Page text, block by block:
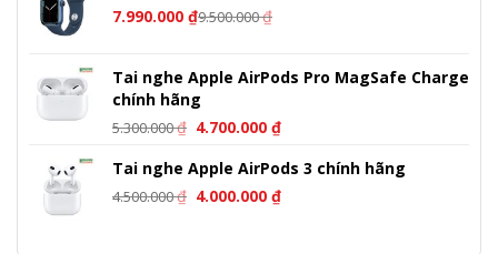
7.990.000 ₫9.500.000₫
Tai nghe Apple AirPods Pro MagSafe Charge
chính hãng
5.300.000₫ Giá
là:
5.300.000 ₫.
4.700.000₫Giá
tại
là:
Tai nghe Apple AirPods 3 chính hãng
4.500.000₫ Giá
4.000.000₫Giá